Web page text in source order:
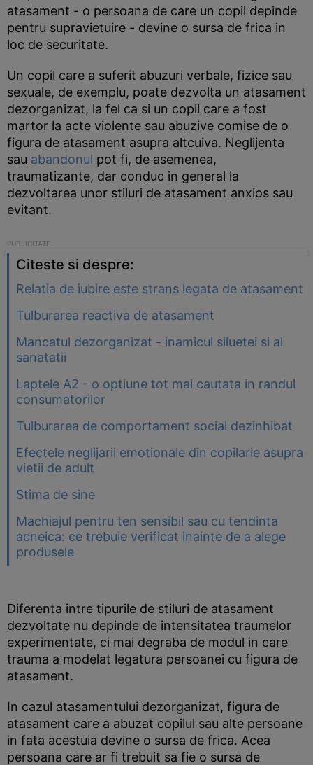
atasament - o persoana de care un copil depinde
pentru supravietuire - devine o sursa de frica in
loc de securitate.
Un copil care a suferit abuzuri verbale, fizice sau
sexuale, de exemplu, poate dezvolta un atasament
dezorganizat, la fel ca si un copil care a fost
martor la acte violente sau abuzive comise de o
figura de atasament asupra altcuiva. Neglijenta
sau abandonul pot fi, de asemenea,
traumatizante, dar conduc in general la
dezvoltarea unor stiluri de atasament anxios sau
evitant.
Citeste si despre:
Relatia de iubire este strans legata de atasament
Tulburarea reactiva de atasament
Mancatul dezorganizat - inamicul siluetei si al
sanatatii
Laptele A2 - o optiune tot mai cautata in randul
consumatorilor
Tulburarea de comportament social dezinhibat
Efectele neglijarii emotionale din copilarie asupra
vietii de adult
Stima de sine
Machiajul pentru ten sensibil sau cu tendinta
acneica: ce trebuie verificat inainte de a alege
produsele
Diferenta intre tipurile de stiluri de atasament
dezvoltate nu depinde de intensitatea traumelor
experimentate, ci mai degraba de modul in care
trauma a modelat legatura persoanei cu figura de
atasament.
In cazul atasamentului dezorganizat, figura de
atasament care a abuzat copilul sau alte persoane
in fata acestuia devine o sursa de frica. Acea
persoana care ar fi trebuit sa fie o sursa de